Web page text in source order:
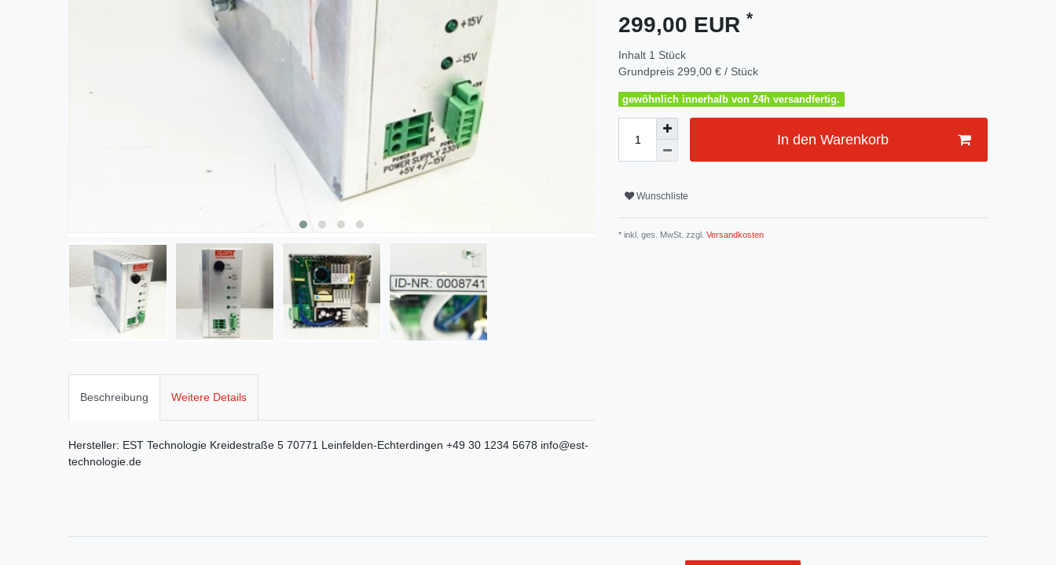
Beschreibung Weitere Details
Hersteller: EST Technologie Kreidestraße 5 70771 Leinfelden-Echterdingen +49 30 1234 5678 info@est-
technologie.de
299,00 EUR *
Inhalt 1 Stück
Grundpreis 299,00 € / Stück
gewöhnlich innerhalb von 24h versandfertig.
In den Warenkorb
Wunschliste
* inkl. ges. MwSt. zzgl. Versandkosten